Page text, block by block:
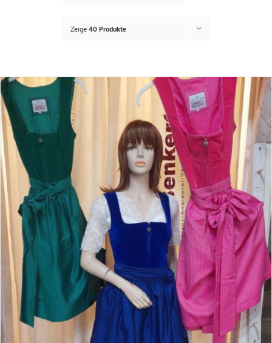
Zeige 40 Produkte